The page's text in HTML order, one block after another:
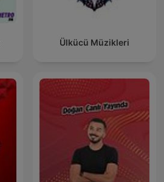
Ülkücü Müzikleri